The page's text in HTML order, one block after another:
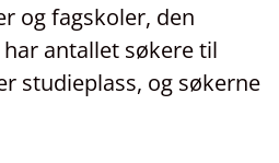
og fagskoler, den
antallet søkere til
studieplass, og søkerne